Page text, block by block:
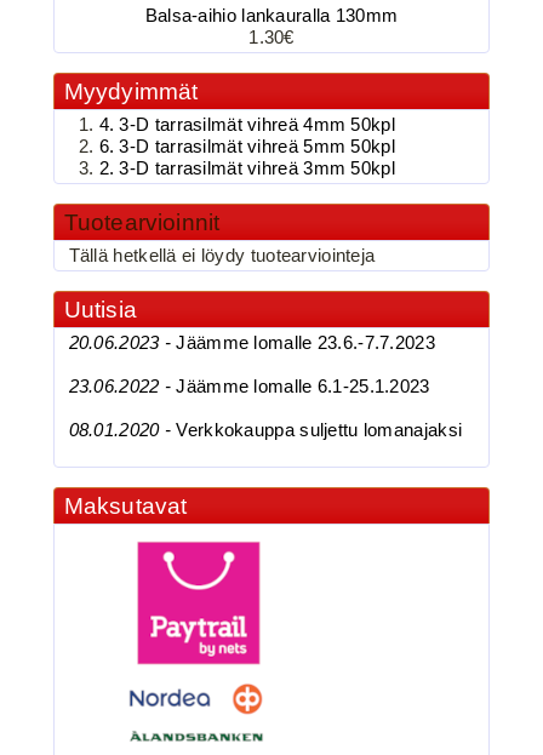
3.90€
BKK 6062-1X Black Ni...
BKK 6062-1X Black Nickel
Kolmihaarakoukku N.4
3.90€
BKK 6062-1X Black Nickel
Kolmihaarakoukku N.6
Balsa-aihio lankauralla 130mm
1.30€
Myydyimmät
4. 3-D tarrasilmät vihreä 4mm 50kpl
6. 3-D tarrasilmät vihreä 5mm 50kpl
2. 3-D tarrasilmät vihreä 3mm 50kpl
Tuotearvioinnit
Tällä hetkellä ei löydy tuotearviointeja
Uutisia
20.06.2023 -Jäämme lomalle 23.6.-7.7.2023
23.06.2022 -Jäämme lomalle 6.1-25.1.2023
08.01.2020 -Verkkokauppa suljettu lomanajaksi
Maksutavat